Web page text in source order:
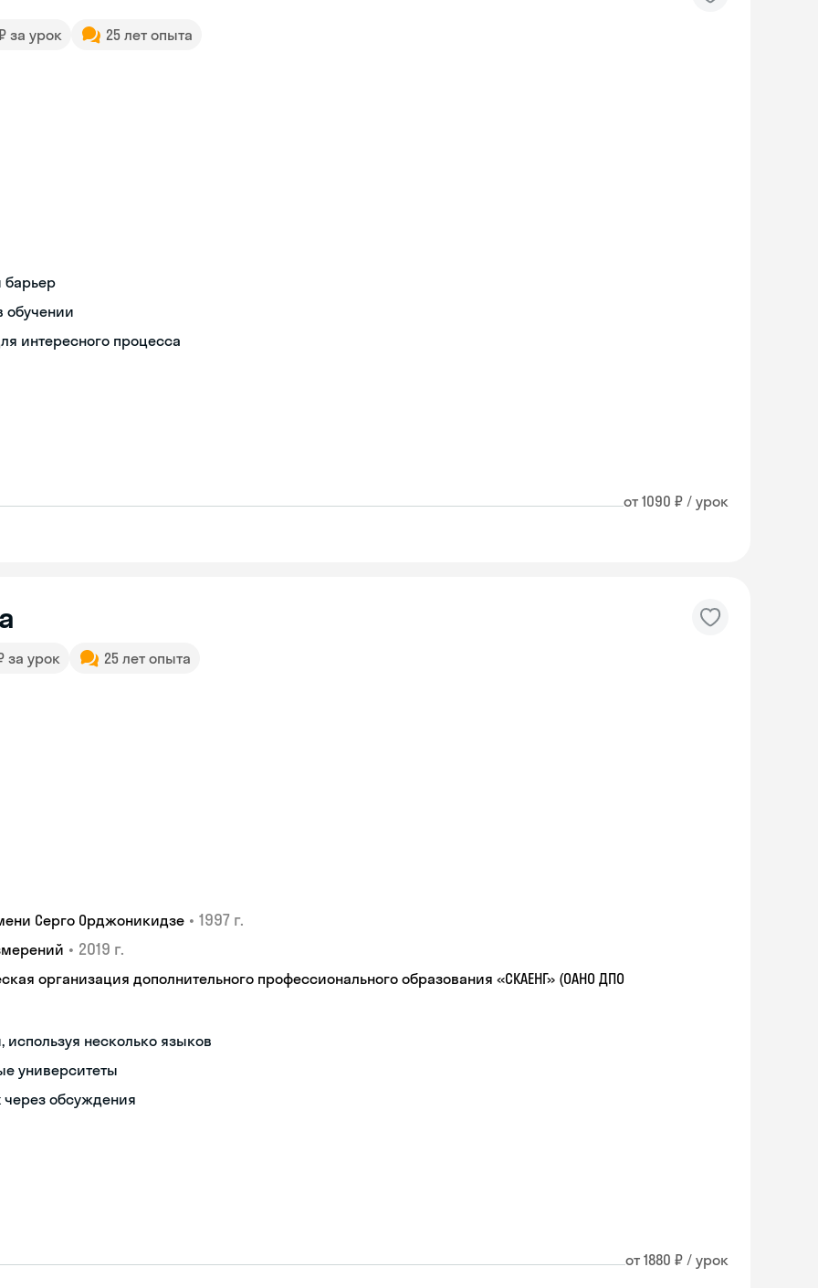
за урок 25 лет опыта
барьер
обучении
интересного процесса
от 1090 ₽ / урок
за урок 25 лет опыта
Серго Орджоникидзе • 1997 г.
• 2019 г.
организация дополнительного профессионального образования «СКАЕНГ» (ОАНО ДПО
несколько языков
университеты
обсуждения
от 1880 ₽ / урок